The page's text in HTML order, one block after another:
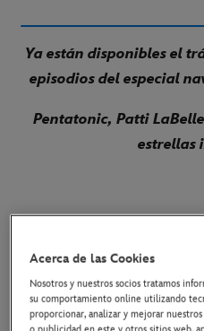
Ya están disponibles el
episodios del especial
Pentatonic, Patti
estrellas
LINK AL
Acerca de las Cookies
Nosotros y nuestros socios tratamos
su comportamiento online utilizando
proporcionar, analizar y mejorar